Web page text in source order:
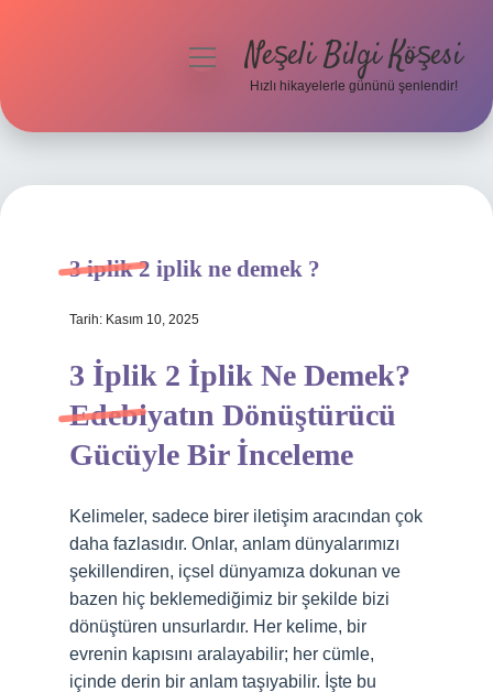
Hakkımızda
menüyüNeşeli Bilgi Köşesi
Hızlı hikayelerle gününü şenlendir!
3 iplik 2 iplik ne demek ?
Tarih: Kasım 10, 2025
3 İplik 2 İplik Ne Demek?
Edebiyatın Dönüştürücü
Gücüyle Bir İnceleme
Kelimeler, sadece birer iletişim aracından çok
daha fazlasıdır. Onlar, anlam dünyalarımızı
şekillendiren, içsel dünyamıza dokunan ve
bazen hiç beklemediğimiz bir şekilde bizi
dönüştüren unsurlardır. Her kelime, bir
evrenin kapısını aralayabilir; her cümle,
içinde derin bir anlam taşıyabilir. İşte bu